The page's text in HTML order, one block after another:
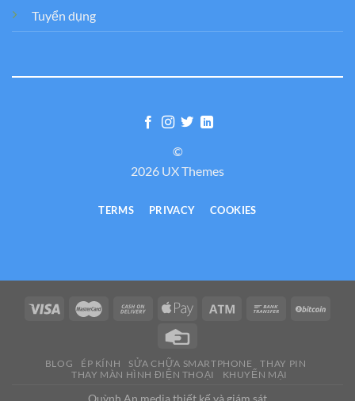
Tuyển dụng
©
2026 UX Themes
TERMS PRIVACY COOKIES
BLOG ÉP KÍNH SỬA CHỮA SMARTPHONE
THAY PIN
THAY MÀN HÌNH ĐIỆN THOẠI
KHUYẾN MẠI